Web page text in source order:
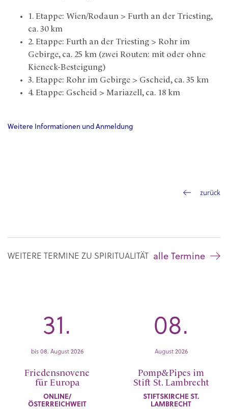
1. Etappe: Wien/Rodaun > Furth an der Triesting,
ca. 30 km
2. Etappe: Furth an der Triesting > Rohr im
Gebirge, ca. 25 km (zwei Routen: mit oder ohne
Kieneck-Besteigung)
3. Etappe: Rohr im Gebirge > Gscheid, ca. 35 km
4. Etappe: Gscheid > Mariazell, ca. 18 km
Weitere Informationen und Anmeldung
zurück
WEITERE TERMINE ZU SPIRITUALITÄT alle Termine
31.
bis 08. August 2026
Friedensnovene
für Europa
ONLINE/
ÖSTERREICHWEIT
08.
August 2026
Pomp&Pipes im
Stift St. Lambrecht
STIFTSKIRCHE ST.
LAMBRECHT